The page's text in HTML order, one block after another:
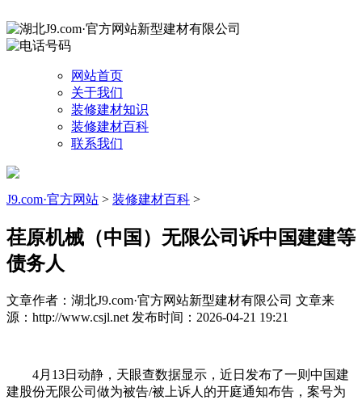
网站首页
关于我们
装修建材知识
装修建材百科
联系我们
J9.com·官方网站 > 装修建材百科 >
荏原机械（中国）无限公司诉中国建建等
债务人
文章作者：湖北J9.com·官方网站新型建材有限公司 文章来
源：http://www.csjl.net 发布时间：2026-04-21 19:21
4月13日动静，天眼查数据显示，近日发布了一则中国建
建股份无限公司做为被告/被上诉人的开庭通知布告，案号为